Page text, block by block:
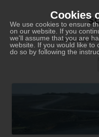
Cookies
We use cookies to ensure
on our website. If you
we'll assume that you are
website. If you would like to
do so by following the
Meine